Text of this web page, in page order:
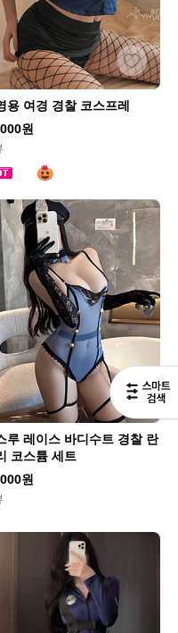
용 여경 경찰 코스프레
원
루 레이스 바디수트 경찰 란
코스튬 세트
원